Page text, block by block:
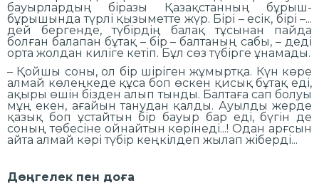
бауырлардың біразы Қазақстанның бұрыш-
бұрышында түрлі қызыметте жүр. Бірі – есік, бірі –...
дей бергенде, түбірдің балақ тұсынан пайда
болған балапан бұтақ – бір – балтаның сабы, – деді
орта жолдан киліге кетіп. Бұл сөз түбірге ұнамады.
– Қойшы соны, ол бір шіріген жұмыртқа. Күн көре
алмай көлеңкеде құса боп өскен қисық бұтақ еді,
ақыры өшін бізден алып тынды. Балтаға сап болуы
мұң екен, ағайын танудан қалды. Ауылды жерде
қазық боп ұстайтын бір бауыр бар еді, бүгін де
соның төбесіне ойнайтын көрінеді...! Одан арғсын
айта алмай кәрі түбір кеңкілдеп жылап жіберді...
Дөңгелек пен доға